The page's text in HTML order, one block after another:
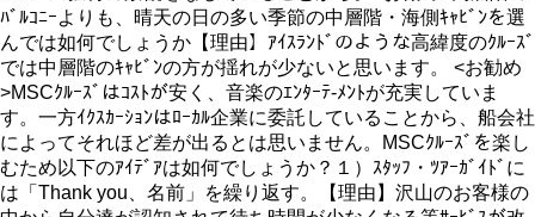
ﾊﾞﾙｺﾆｰよりも、晴天の日の多い季節の中層階・海側ｷｬﾋﾞﾝを選
んでは如何でしょうか【理由】ｱｲｽﾗﾝﾄﾞのような高緯度のｸﾙｰｽﾞ
では中層階のｷｬﾋﾞﾝの方が揺れが少ないと思います。 <お勧め
>MSCｸﾙｰｽﾞはｺｽﾄが安く、音楽のｴﾝﾀｰﾃ-ﾒﾝﾄが充実していま
す。一方ｲｸｽｶｰｼｮﾝはﾛｰｶﾙ企業に委託していることから、船会社
によってそれほど差が出るとは思いません。MSCｸﾙｰｽﾞを楽し
むため以下のｱｲﾃﾞｱは如何でしょうか？１）ｽﾀｯﾌ・ﾂｱｰｶﾞｲﾄﾞに
は「Thank you、名前」を繰り返す。【理由】沢山のお客様の